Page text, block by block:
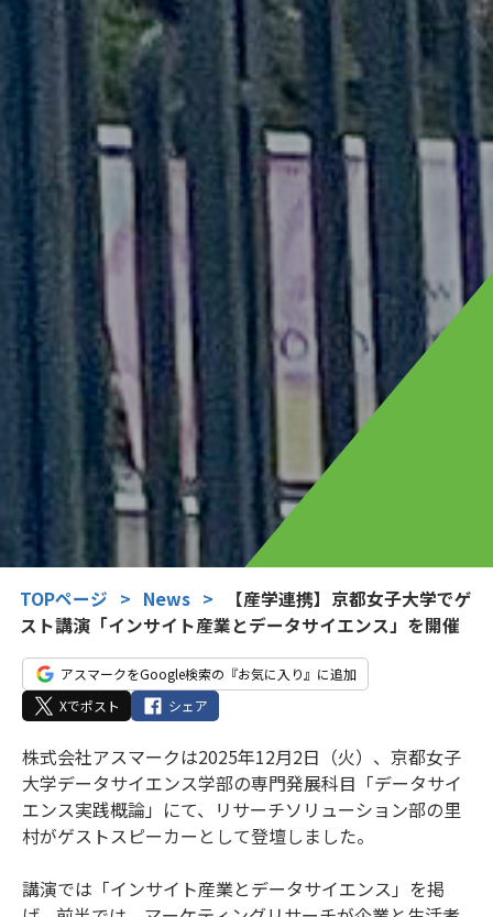
TOPページ > News >
【産学連携】京都女子大学でゲ
スト講演「インサイト産業とデータサイエンス」を開催
アスマークをGoogle検索の『お気に入り』に追加
Xでポスト
シェア
株式会社アスマークは2025年12月2日（火）、京都女子
大学データサイエンス学部の専門発展科目「データサイ
エンス実践概論」にて、リサーチソリューション部の里
村がゲストスピーカーとして登壇しました。
講演では「インサイト産業とデータサイエンス」を掲